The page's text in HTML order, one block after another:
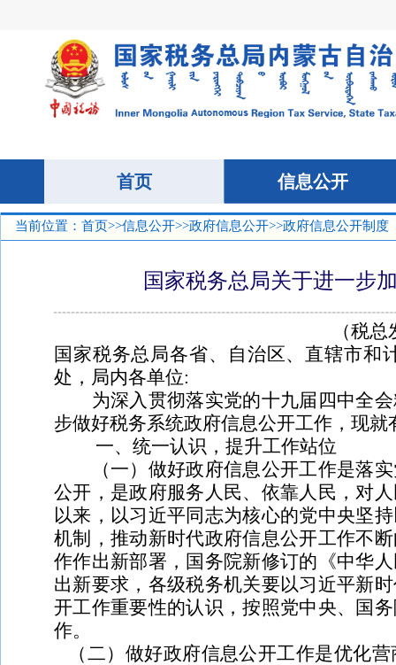
当前位置： 首页>>信息公开>>政府信息公开>>政府信息公开制度
国家税务总局关于进一步
（税
国家税务总局各省、自治区、直辖市和
处，局内各单位:
为深入贯彻落实党的十九届四中全会
步做好税务系统政府信息公开工作，现就
一、统一认识，提升工作站位
（一）做好政府信息公开工作是落实
公开，是政府服务人民、依靠人民，对
以来，以习近平同志为核心的党中央坚
机制，推动新时代政府信息公开工作不
作作出新部署，国务院新修订的《中华
出新要求，各级税务机关要以习近平新
开工作重要性的认识，按照党中央、国
作。
（二）做好政府信息公开工作是优化